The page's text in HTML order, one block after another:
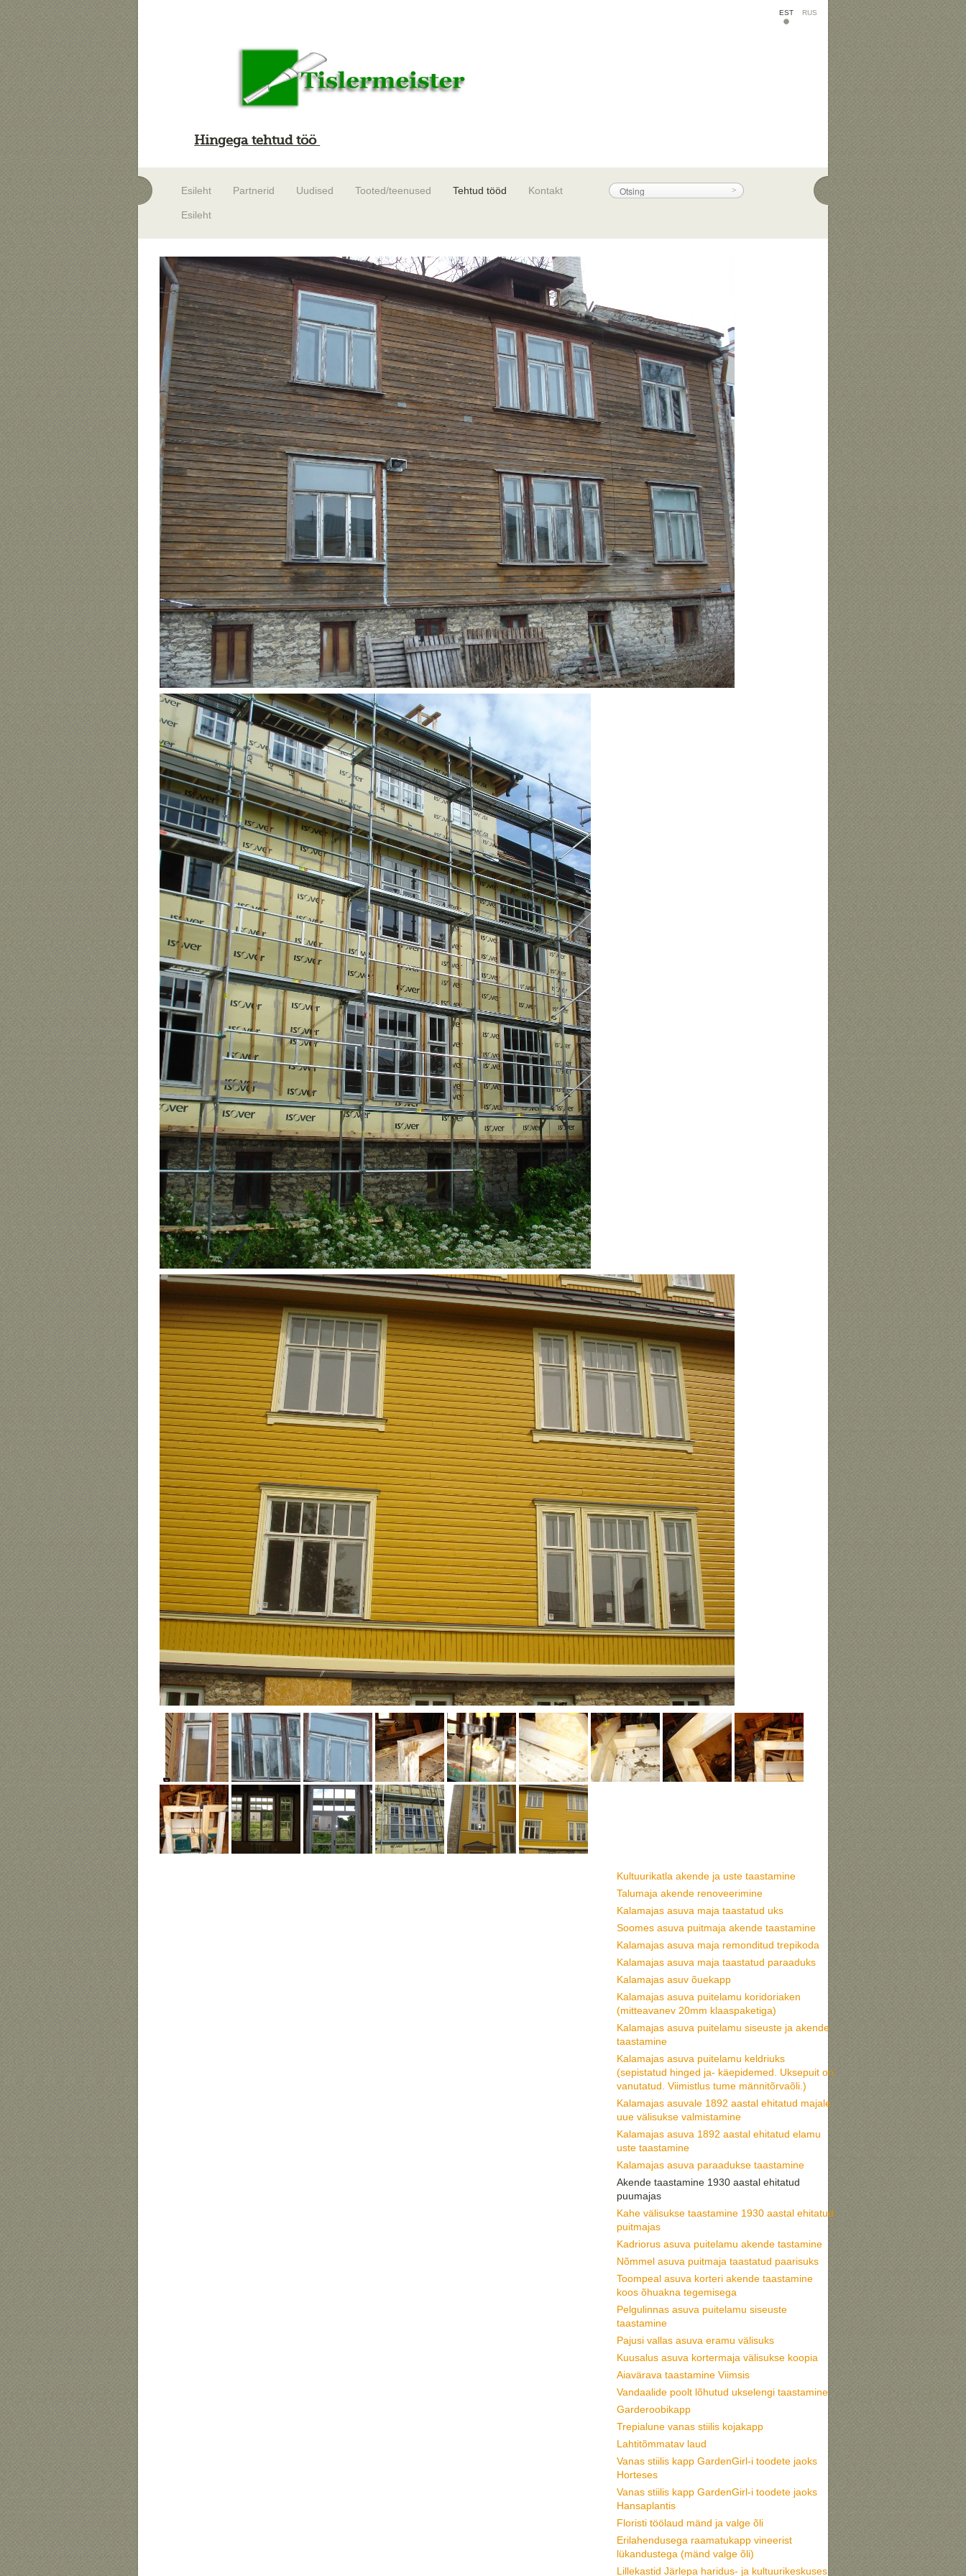
EST RUS
Hingega tehtud töö
Esileht Partnerid Uudised Tooted/teenused Tehtud tööd Kontakt
Esileht
Kultuurikatla akende ja uste taastamine
Talumaja akende renoveerimine
Kalamajas asuva maja taastatud uks
Soomes asuva puitmaja akende taastamine
Kalamajas asuva maja remonditud trepikoda
Kalamajas asuva maja taastatud paraaduks
Kalamajas asuv õuekapp
Kalamajas asuva puitelamu koridoriaken
(mitteavanev 20mm klaaspaketiga)
Kalamajas asuva puitelamu siseuste ja akende
taastamine
Kalamajas asuva puitelamu keldriuks
(sepistatud hinged ja- käepidemed. Uksepuit on
vanutatud. Viimistlus tume männitõrvaõli.)
Kalamajas asuvale 1892 aastal ehitatud majale
uue välisukse valmistamine
Kalamajas asuva 1892 aastal ehitatud elamu
uste taastamine
Kalamajas asuva paraadukse taastamine
Akende taastamine 1930 aastal ehitatud
puumajas
Kahe välisukse taastamine 1930 aastal ehitatud
puitmajas
Kadriorus asuva puitelamu akende tastamine
Nõmmel asuva puitmaja taastatud paarisuks
Toompeal asuva korteri akende taastamine
koos õhuakna tegemisega
Pelgulinnas asuva puitelamu siseuste
taastamine
Pajusi vallas asuva eramu välisuks
Kuusalus asuva kortermaja välisukse koopia
Aiavärava taastamine Viimsis
Vandaalide poolt lõhutud ukselengi taastamine
Garderoobikapp
Trepialune vanas stiilis kojakapp
Lahtitõmmatav laud
Vanas stiilis kapp GardenGirl-i toodete jaoks
Horteses
Vanas stiilis kapp GardenGirl-i toodete jaoks
Hansaplantis
Floristi töölaud mänd ja valge õli
Erilahendusega raamatukapp vineerist
lükandustega (mänd valge õli)
Lillekastid Järlepa haridus- ja kultuurikeskuses